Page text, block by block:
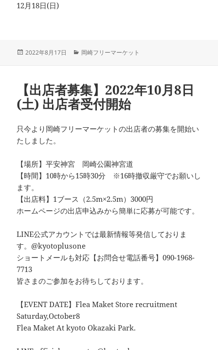
12月18日(日)
投
2022年8月17日
カ
ー
岡崎フリーマーケット
【出店者募集】2022年10月8日
(土) 出店者受付開始
只今より岡崎フリーマーケットの出店者の募集を開始い
たしました。
【場所】平安神宮 岡崎公園神宮道
【時間】10時から15時30分 ※16時撤収厳守でお願いし
ます。
【出店料】1ブース（2.5m×2.5m）3000円
ホームページの出店申込みから簡単に応募が可能です。
LINE公式アカウントでは最新情報等発信しておりま
す。@kyotoplusone
ショートメールも対応【お問合せ電話番号】090-1968-
7713
皆さまのご参加をお待ちしております。
【EVENT DATE】Flea Maket Store recruitment
Saturday,October8
Flea Maket At kyoto Okazaki Park.